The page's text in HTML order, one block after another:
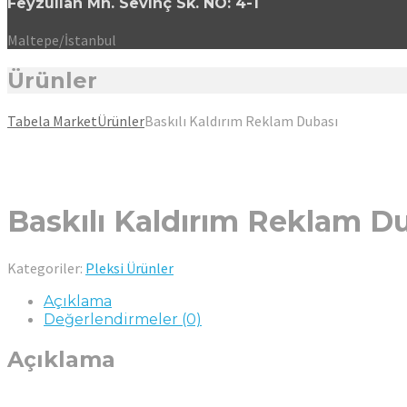
Maltepe/İstanbul
Ürünler
Tabela MarketÜrünlerBaskılı Kaldırım Reklam Dubası
Baskılı Kaldırım Reklam
Kategoriler: Pleksi Ürünler
Açıklama
Değerlendirmeler (0)
Açıklama